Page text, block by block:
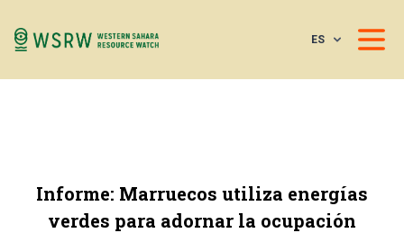
ES
Informe: Marruecos utiliza energías
verdes para adornar la ocupación